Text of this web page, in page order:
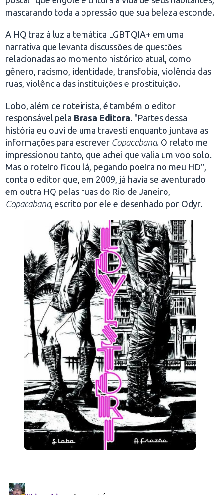
mascarando toda a opressão que sua beleza esconde.
A HQ traz à luz a temática LGBTQIA+ em uma
narrativa que levanta discussões de questões
relacionadas ao momento histórico atual, como
gênero, racismo, identidade, transfobia, violência das
ruas, violência das instituições e prostituição.
Lobo, além de roteirista, é também o editor
responsável pela Brasa Editora. "Partes dessa
história eu ouvi de uma travesti enquanto juntava as
informações para escrever Copacabana. O relato me
impressionou tanto, que achei que valia um voo solo.
Mas o roteiro ficou lá, pegando poeira no meu HD",
conta o editor que, em 2009, já havia se aventurado
em outra HQ pelas ruas do Rio de Janeiro,
Copacabana, escrito por ele e desenhado por Odyr.